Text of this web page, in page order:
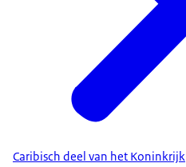
Caribisch deel van het Koninkrijk